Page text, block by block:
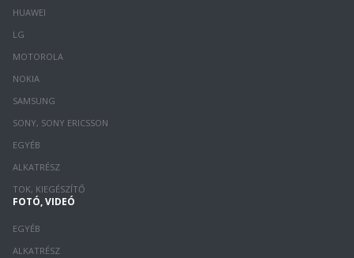
HUAWEI
LG
MOTOROLA
NOKIA
SAMSUNG
SONY, SONY ERICSSON
EGYÉB
ALKATRÉSZ
TOK, KIEGÉSZÍTŐ
FOTÓ, VIDEÓ
EGYÉB
ALKATRÉSZ